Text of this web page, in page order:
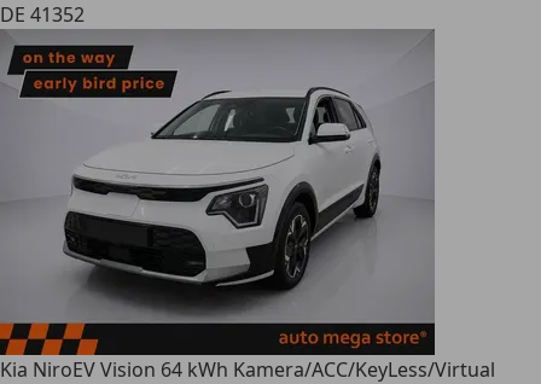
DE 41352
Kia NiroEV Vision 64 kWh Kamera/ACC/KeyLess/Virtual